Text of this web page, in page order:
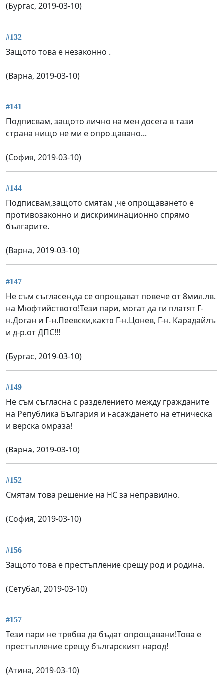
(Бургас, 2019-03-10)
#132
Защото това е незаконно .
(Варна, 2019-03-10)
#141
Подписвам, защото лично на мен досега в тази
страна нищо не ми е опрощавано...
(София, 2019-03-10)
#144
Подписвам,защото смятам ,че опрощаването е
противозаконно и дискриминационно спрямо
българите.
(Варна, 2019-03-10)
#147
Не съм съгласен,да се опрощават повече от 8мил.лв.
на Мюфтийството!Тези пари, могат да ги платят Г-
н.Доган и Г-н.Пеевски,както Г-н.Цонев, Г-н. Карадайлъ
и д-р.от ДПС!!!
(Бургас, 2019-03-10)
#149
Не съм съгласна с разделението между гражданите
на Република България и насаждането на етническа
и верска омраза!
(Варна, 2019-03-10)
#152
Смятам това решение на НС за неправилно.
(София, 2019-03-10)
#156
Защото това е престъпление срещу род и родина.
(Сетубал, 2019-03-10)
#157
Тези пари не трябва да бъдат опрощавани!Това е
престъпление срещу българският народ!
(Атина, 2019-03-10)